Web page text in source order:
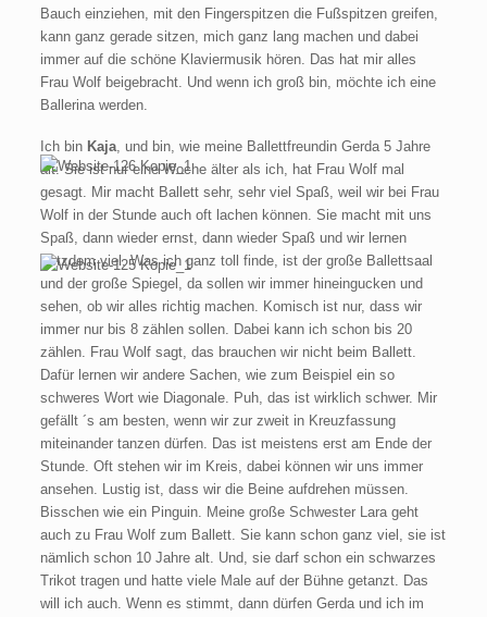
Bauch einziehen, mit den Fingerspitzen die Fußspitzen greifen,
kann ganz gerade sitzen, mich ganz lang machen und dabei
immer auf die schöne Klaviermusik hören. Das hat mir alles
Frau Wolf beigebracht. Und wenn ich groß bin, möchte ich eine
Ballerina werden.
Ich bin Kaja, und bin, wie meine Ballettfreundin Gerda 5 Jahre
alt. Sie ist nur eine Woche älter als ich, hat Frau Wolf mal
gesagt. Mir macht Ballett sehr, sehr viel Spaß, weil wir bei Frau
Wolf in der Stunde auch oft lachen können. Sie macht mit uns
Spaß, dann wieder ernst, dann wieder Spaß und wir lernen
trotzdem viel. Was ich ganz toll finde, ist der große Ballettsaal
und der große Spiegel, da sollen wir immer hineingucken und
sehen, ob wir alles richtig machen. Komisch ist nur, dass wir
immer nur bis 8 zählen sollen. Dabei kann ich schon bis 20
zählen. Frau Wolf sagt, das brauchen wir nicht beim Ballett.
Dafür lernen wir andere Sachen, wie zum Beispiel ein so
schweres Wort wie Diagonale. Puh, das ist wirklich schwer. Mir
gefällt ´s am besten, wenn wir zur zweit in Kreuzfassung
miteinander tanzen dürfen. Das ist meistens erst am Ende der
Stunde. Oft stehen wir im Kreis, dabei können wir uns immer
ansehen. Lustig ist, dass wir die Beine aufdrehen müssen.
Bisschen wie ein Pinguin. Meine große Schwester Lara geht
auch zu Frau Wolf zum Ballett. Sie kann schon ganz viel, sie ist
nämlich schon 10 Jahre alt. Und, sie darf schon ein schwarzes
Trikot tragen und hatte viele Male auf der Bühne getanzt. Das
will ich auch. Wenn es stimmt, dann dürfen Gerda und ich im